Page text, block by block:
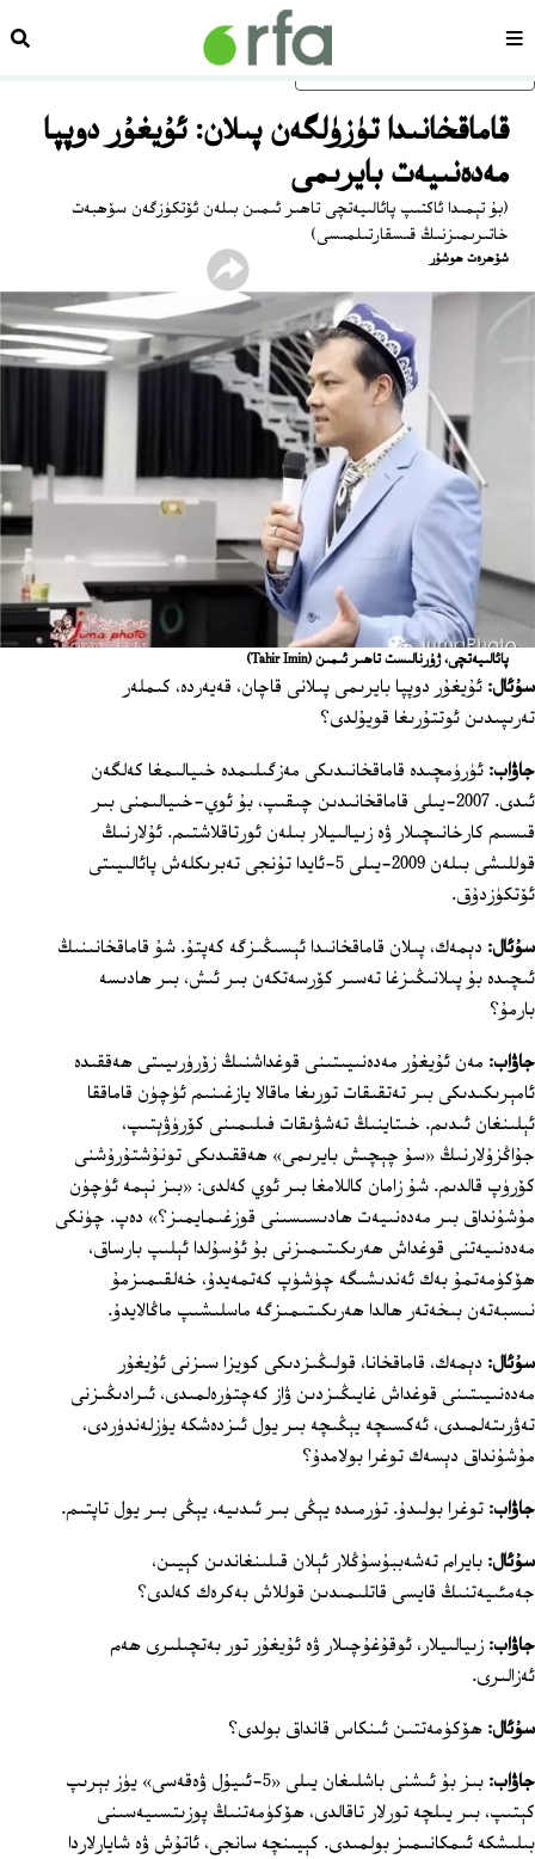
ئاساسلىق مەزمۇنغا ئاتلاڭسەھىپە
قاماقخانىدا تۈزۈلگەن پىلان: ئۇيغۇر دوپپا
مەدەنىيەت بايرىمى
(بۇ تېمىدا ئاكتىپ پائالىيەتچى تاھىر ئىمىن بىلەن ئۆتكۈزگەن سۆھبەت
خاتىرىمىزنىڭ قىسقارتىلمىسى)
شۆھرەت ھوشۇر
پائالىيەتچى، ژۇرنالىست تاھىر ئىمىن(Tahir Imin)
سۇئال: ئۇيغۇر دوپپا بايرىمى پىلانى قاچان، قەيەردە، كىملەر
تەرىپىدىن ئوتتۇرىغا قويۇلدى؟
جاۋاب: ئۈرۈمچىدە قاماقخانىدىكى مەزگىلىمدە خىيالىمغا كەلگەن
ئىدى. 2007-يىلى قاماقخانىدىن چىقىپ، بۇ ئوي-خىيالىمنى بىر
قىسىم كارخانىچىلار ۋە زىيالىيلار بىلەن ئورتاقلاشتىم. ئۇلارنىڭ
قوللىشى بىلەن 2009-يىلى 5-ئايدا تۇنجى تەبرىكلەش پائالىيىتى
ئۆتكۈزدۇق.
سۇئال: دېمەك، پىلان قاماقخانىدا ئېسىڭىزگە كەپتۇ. شۇ قاماقخانىنىڭ
ئىچىدە بۇ پىلانىڭىزغا تەسىر كۆرسەتكەن بىر ئىش، بىر ھادىسە
بارمۇ؟
جاۋاب: مەن ئۇيغۇر مەدەنىيىتىنى قوغداشنىڭ زۆرۈرىيىتى ھەققىدە
ئامېرىكىدىكى بىر تەتقىقات تورىغا ماقالا يازغىنىم ئۈچۈن قاماققا
ئېلىنغان ئىدىم. خىتاينىڭ تەشۋىقات فىلىمىنى كۆرۈۋېتىپ،
جۇاڭزۇلارنىڭ «سۇ چېچىش بايرىمى» ھەققىدىكى تونۇشتۇرۇشنى
كۆرۈپ قالدىم. شۇ زامان كاللامغا بىر ئوي كەلدى: «بىز نېمە ئۈچۈن
مۇشۇنداق بىر مەدەنىيەت ھادىسىسىنى قوزغىمايمىز؟» دەپ. چۈنكى
مەدەنىيەتنى قوغداش ھەرىكىتىمىزنى بۇ ئۇسۇلدا ئېلىپ بارساق،
ھۆكۈمەتمۇ بەك ئەندىشىگە چۈشۈپ كەتمەيدۇ، خەلقىمىزمۇ
نىسبەتەن بىخەتەر ھالدا ھەرىكىتىمىزگە ماسلىشىپ ماڭالايدۇ.
سۇئال: دېمەك، قاماقخانا، قولىڭىزدىكى كويزا سىزنى ئۇيغۇر
مەدەنىيىتىنى قوغداش غايىڭىزدىن ۋاز كەچتۈرەلمىدى، ئىرادىڭىزنى
تەۋرىتەلمىدى، ئەكسىچە يېڭىچە بىر يول ئىزدەشكە يۈزلەندۈردى،
مۇشۇنداق دېسەك توغرا بولامدۇ؟
جاۋاب: توغرا بولىدۇ. تۈرمىدە يېڭى بىر ئىدىيە، يېڭى بىر يول تاپتىم.
سۇئال: بايرام تەشەببۇسۇڭلار ئېلان قىلىنغاندىن كېيىن،
جەمئىيەتنىڭ قايسى قاتلىمىدىن قوللاش بەكرەك كەلدى؟
جاۋاب: زىيالىيلار، ئوقۇغۇچىلار ۋە ئۇيغۇر تور بەتچىلىرى ھەم
ئەزالىرى.
سۇئال: ھۆكۈمەتتىن ئىنكاس قانداق بولدى؟
جاۋاب:
بىز بۇ ئىشنى باشلىغان يىلى «5-ئىيۇل ۋەقەسى» يۈز بېرىپ
كېتىپ، بىر يىلچە تورلار تاقالدى، ھۆكۈمەتنىڭ پوزىتسىيەسىنى
بىلىشكە ئىمكانىمىز بولمىدى. كېيىنچە سانجى، ئاتۇش ۋە شايارلاردا